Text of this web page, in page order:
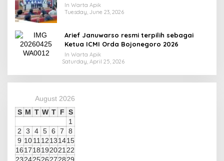
Bisnis Media di Era Disrupsi Digital
In Warta Apik
Tuesday, June 23, 2026
Arief Januwarso resmi terpilih sebagai
Ketua ICMI Orda Bojonegoro 2026
In Warta Apik
Saturday, April 25, 2026
August 2026
S M T W T F S
1
2
3 4 5 6 7
8
9 101112131415
16171819202122